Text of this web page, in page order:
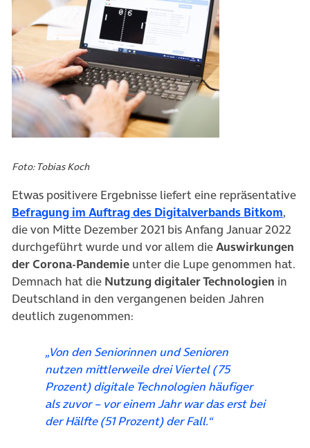
Foto: Tobias Koch
Etwas positivere Ergebnisse liefert eine repräsentative
Befragung im Auftrag des Digitalverbands Bitkom,
die von Mitte Dezember 2021 bis Anfang Januar 2022
durchgeführt wurde und vor allem dieAuswirkungen
der Corona-Pandemie unter die Lupe genommen hat.
Demnach hat die Nutzung digitaler Technologien in
Deutschland in den vergangenen beiden Jahren
deutlich zugenommen:
„Von den Seniorinnen und Senioren
nutzen mittlerweile drei Viertel (75
Prozent) digitale Technologien häufiger
als zuvor – vor einem Jahr war das erst bei
der Hälfte (51 Prozent) der Fall.“